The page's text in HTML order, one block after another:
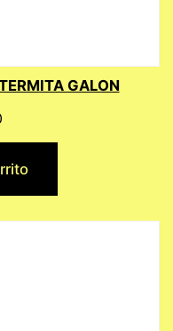
GALON